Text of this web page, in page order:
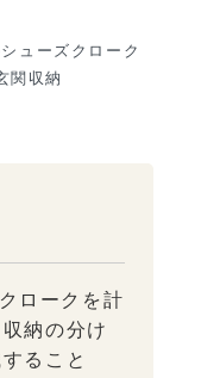
ューズクローク
関収納
ロークを計
納の分け
ること